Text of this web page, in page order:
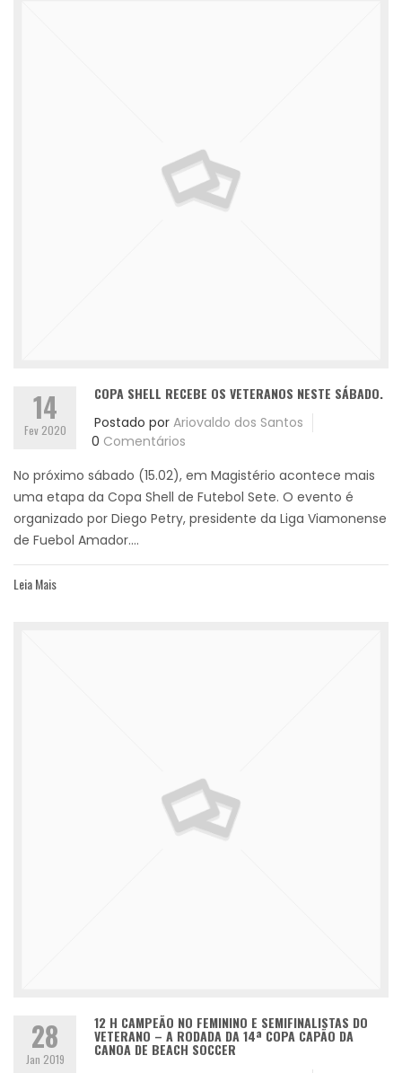
14
Fev 2020
COPA SHELL RECEBE OS VETERANOS NESTE SÁBADO.
Postado por Ariovaldo dos Santos
0 Comentários
No próximo sábado (15.02), em Magistério acontece mais
uma etapa da Copa Shell de Futebol Sete. O evento é
organizado por Diego Petry, presidente da Liga Viamonense
de Fuebol Amador....
Leia Mais
28
Jan 2019
12 H CAMPEÃO NO FEMININO E SEMIFINALISTAS DO
VETERANO – A RODADA DA 14ª COPA CAPÃO DA
CANOA DE BEACH SOCCER